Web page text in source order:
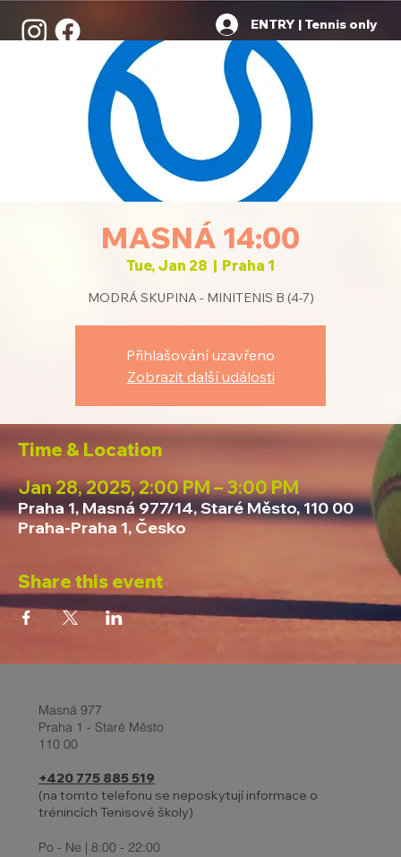
ENTRY | Tennis only
MASNÁ 14:00
Tue, Jan 28
  |
Praha 1
MODRÁ SKUPINA - MINITENIS B (4-7)
Přihlašování uzavřeno
Zobrazit další události
Time & Location
Jan 28, 2025, 2:00 PM – 3:00 PM
Praha 1, Masná 977/14, Staré Město, 110 00
Praha-Praha 1, Česko
Share this event
Masná 977
Praha 1 - Staré Město
110 00
+420 775 885 519
(na tomto telefonu se neposkytují informace o
trénincích Tenisové školy)
Po - Ne | 8:00 - 22:00